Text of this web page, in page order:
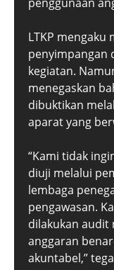
LTKP mengaku
penyimpangan
kegiatan.
menegaskan
dibuktikan
aparat yang
“Kami tidak
diuji melalui
lembaga
pengawasan.
dilakukan audit
anggaran
akuntabel,”